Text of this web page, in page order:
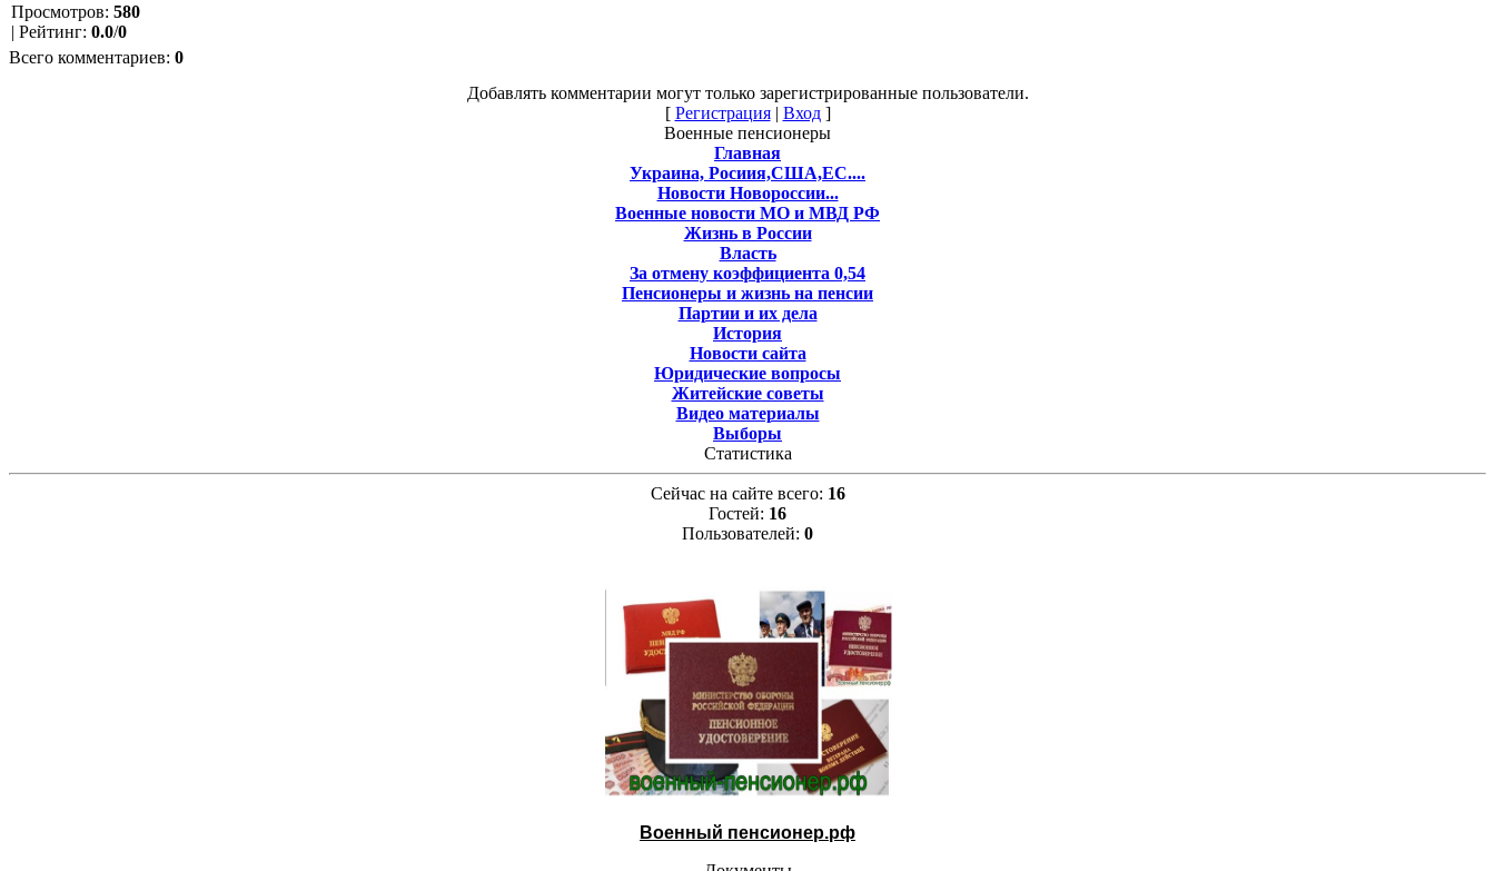
Просмотров: 580
| Рейтинг: 0.0/0
Всего комментариев: 0
Добавлять комментарии могут только зарегистрированные пользователи.
[ Регистрация| Вход]
Военные пенсионеры
Главная
Украина, Росиия,США,ЕС....
Новости Новороссии...
Военные новости МО и МВД РФ
Жизнь в России
Власть
За отмену коэффициента 0,54
Пенсионеры и жизнь на пенсии
Партии и их дела
История
Новости сайта
Юридические вопросы
Житейские советы
Видео материалы
Выборы
Статистика
Сейчас на сайте всего: 16
Гостей: 16
Пользователей: 0
Военный пенсионер.рф